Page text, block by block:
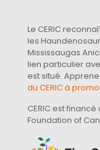
Le CERIC
les
Mississaugas
lien particulier
est situé.
du CERIC à
CERIC est
Foundation of